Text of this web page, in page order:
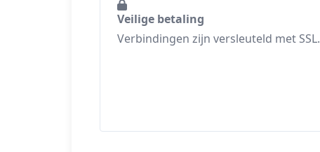
Veilige betaling
Verbindingen zijn versleuteld met SSL.